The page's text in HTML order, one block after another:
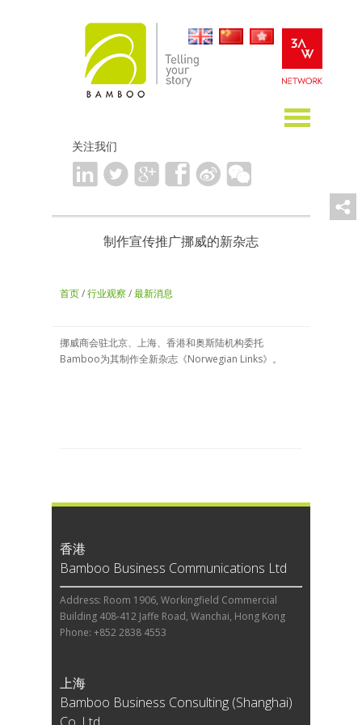
关注我们
制作宣传推广挪威的新杂志
首页/行业观察 /最新消息
挪威商会驻北京、上海、香港和奥斯陆机构委托
Bamboo为其制作全新杂志《Norwegian Links》。
香港
Bamboo Business Communications Ltd
Address: Room 1906, Workingfield Commercial
Building 408-412 Jaffe Road, Wanchai, Hong Kong
Phone: +852 2838 4553
上海
Bamboo Business Consulting (Shanghai)